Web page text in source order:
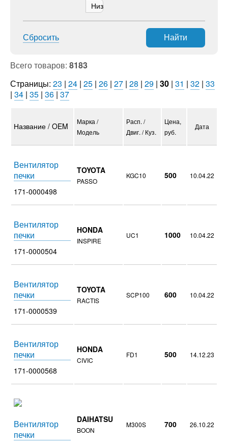
Низ
Сбросить Найти
Всего товаров: 8183
Страницы: 23 | 24 | 25 | 26 | 27 | 28 | 29 | 30 | 31 | 32 | 33
| 34 | 35 | 36 | 37
Название / OEM
Марка /
Модель
Расп. /
Двиг. / Куз.
Цена,
руб.
Дата
Вентилятор
печки
171-0000498
TOYOTA
PASSO
KGC10 500 10.04.22
Вентилятор
печки
171-0000504
HONDA
INSPIRE
UC1 1000 10.04.22
Вентилятор
печки
171-0000539
TOYOTA
RACTIS
SCP100 600 10.04.22
Вентилятор
печки
171-0000568
HONDA
CIVIC
FD1 500 14.12.23
Вентилятор
печки
DAIHATSU
BOON
M300S 700 26.10.22